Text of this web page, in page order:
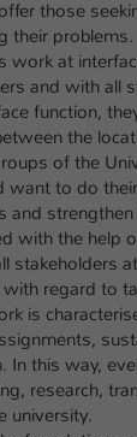
those
their problems.
work at
and with all
function,
the
of the
want to do
and
with the help
stakeholders
regard to
is
In this way,
research,
university.